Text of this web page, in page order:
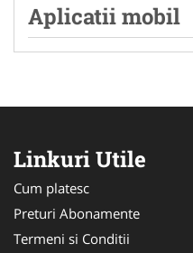
Aplicatii mobil
Linkuri Utile
Cum platesc
Preturi Abonamente
Termeni si Conditii